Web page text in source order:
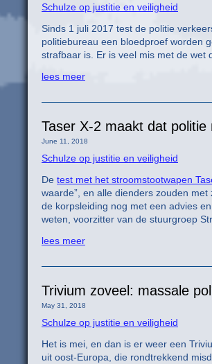
Schulze op justitie en veiligheid
Sinds 1 juli 2017 test de politie
politiebureau een bloedproef worden
strafbaar is. Er is veel mis met de wet
lees meer
Taser X-2 maakt dat
June 11, 2018
Schulze op justitie en veiligheid
De test met het stroomstootwapen
waarde”, en alle dienders zouden
de korpsleiding nog met een advies
weten, voorzitter van de stuurgroep
lees meer
Trivium zoveel: massale
May 31, 2018
Schulze op justitie en veiligheid
Het is mei, en dan is er weer een
uit oost-Europa, die rondtrekkend